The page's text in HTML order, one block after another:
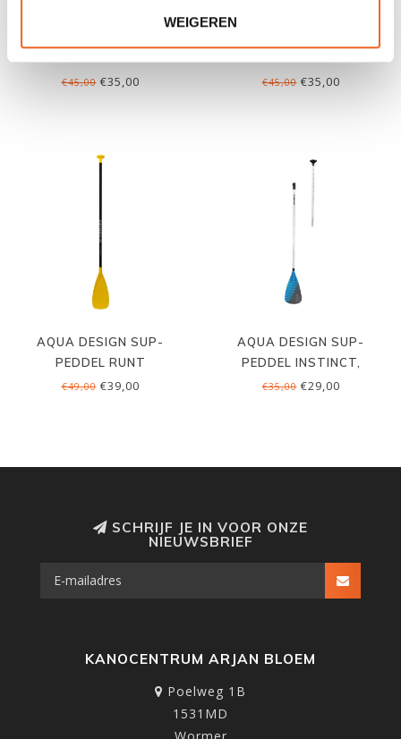
WEIGEREN
€45,00€35,00 €45,00€35,00
AQUA DESIGN SUP-
PEDDEL RUNT
€49,00€39,00
AQUA DESIGN SUP-
PEDDEL INSTINCT,
VERSTELBAAR
€35,00€29,00
SCHRIJF JE IN VOOR ONZE
NIEUWSBRIEF
KANOCENTRUM ARJAN BLOEM
Poelweg 1B
1531MD